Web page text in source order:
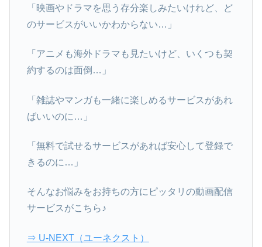
「映画やドラマを思う存分楽しみたいけれど、ど
のサービスがいいかわからない…」
「アニメも海外ドラマも見たいけど、いくつも契
約するのは面倒…」
「雑誌やマンガも一緒に楽しめるサービスがあれ
ばいいのに…」
「無料で試せるサービスがあれば安心して登録で
きるのに…」
そんなお悩みをお持ちの方にピッタリの動画配信
サービスがこちら♪
⇒ U-NEXT（ユーネクスト）